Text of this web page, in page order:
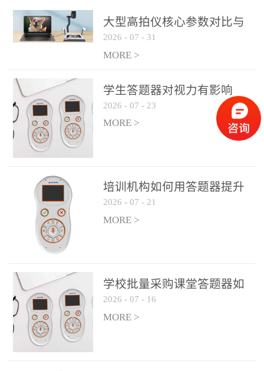
课堂互动解决方案，重新
定义了师生互动的新模
教学节奏的重要性，采用
“零学习成本” 的设计理
念，教师无需复杂培训即
可快速上手。软件支持与
PPT、白板等常用教学工具
几步：打开软件、选择互
动模式、发起互动任务，
整个过程不超过 30 秒，完
美融入正常教学流程，避
免打断课堂连贯性。无论
点讲解互动，还是课后即
时反馈，QVote 都能灵活
适配不同教学环节需求，
让教师专注于教学内容本
身，而非技术操作。多元
大型高拍仪核心参数对比与
选购建议
2026 - 07 - 31
MORE >
学生答题器对视力有影响
吗？
2026 - 07 - 23
MORE >
培训机构如何用答题器提升
学生专注度
2026 - 07 - 21
MORE >
学校批量采购课堂答题器如
何选厂家
2026 - 07 - 16
MORE >